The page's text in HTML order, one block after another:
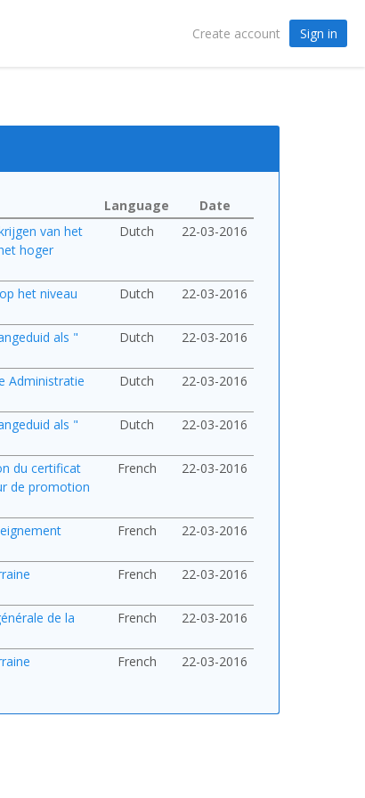
Create account Sign in
Language
Date
van het
hoger
Dutch 22-03-2016
het niveau
Dutch 22-03-2016
als "
Dutch 22-03-2016
Administratie
Dutch 22-03-2016
als "
Dutch 22-03-2016
du certificat
de promotion
French 22-03-2016
French 22-03-2016
French 22-03-2016
de la
French 22-03-2016
French 22-03-2016